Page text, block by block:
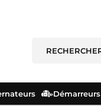
Démarreurs